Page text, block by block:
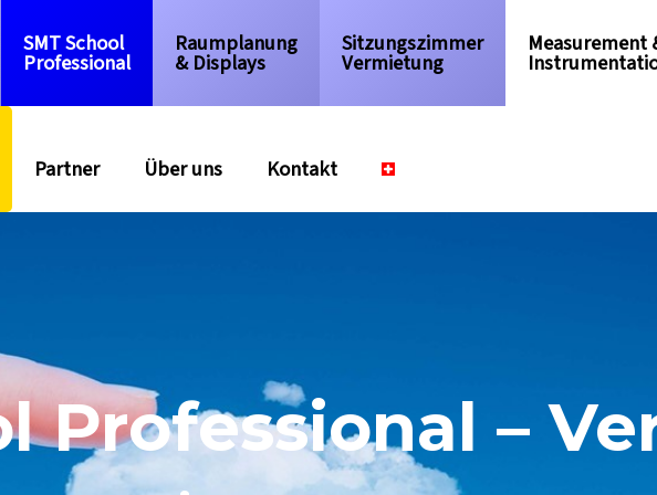
SMT School
Professional
Raumplanung
& Displays
Sitzungszimmer
Vermietung
Measurement
Partner Über uns Kontakt
Professional –